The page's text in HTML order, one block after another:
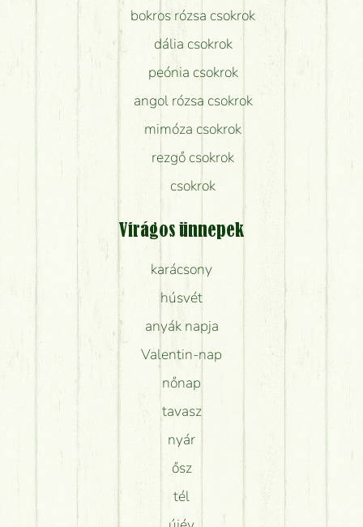
bokros rózsa csokrok
dália csokrok
peónia csokrok
angol rózsa csokrok
mimóza csokrok
rezgő csokrok
csokrok
Virágos ünnepek
karácsony
húsvét
anyák napja
Valentin-nap
nőnap
tavasz
nyár
ősz
tél